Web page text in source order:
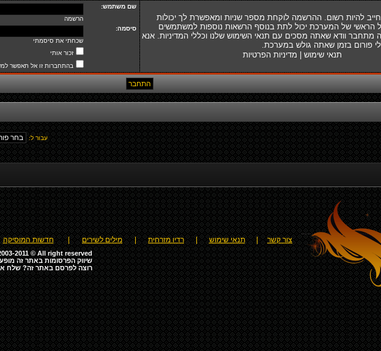
להיות רשום. ההרשמה לוקחת מספר שניות ומאפשרת לך יכולות
הראשי של המערכת יכול לתת בנוסף הרשאות נוספות למשתמשים
מתחבר וודא שאתה מסכים עם תנאי השימוש שלנו וכללי המדיניות. אנא
פורום בזמן שאתה גולש במערכת.
תנאי שימוש
מדיניות הפרטיות
שם משתמש:
הרשמה
סיסמה:
שכחתי את סיסמתי
זכור אותי
בהתחברות זו אל תאפשר
עבור ל:
צור קשר תנאי שימוש רדיו מזרחית מילים לשירים חדשות המוסיקה
2011 © All right reserved
שיווק הפרסומות באתר זה
רוצה לפרסם באתר זה? שלח